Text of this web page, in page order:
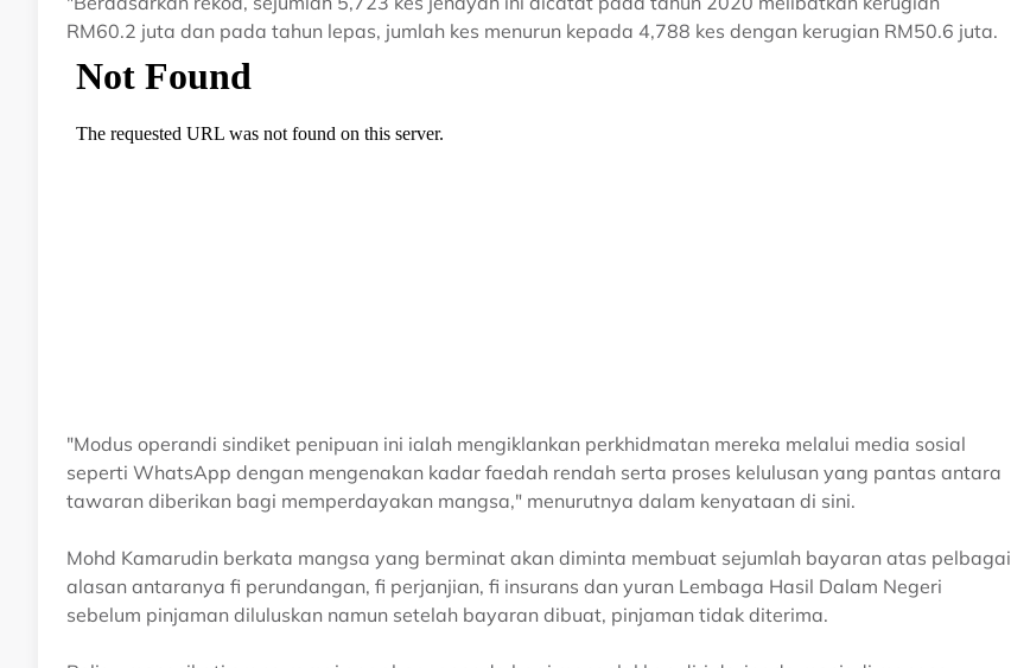
RM60.2 juta dan pada tahun lepas, jumlah kes menurun kepada 4,788 kes dengan kerugian RM50.6 juta.
"Modus operandi sindiket penipuan ini ialah mengiklankan perkhidmatan mereka melalui media sosial
seperti WhatsApp dengan mengenakan kadar faedah rendah serta proses kelulusan yang pantas antara
tawaran diberikan bagi memperdayakan mangsa," menurutnya dalam kenyataan di sini.
Mohd Kamarudin berkata mangsa yang berminat akan diminta membuat sejumlah bayaran atas pelbagai
alasan antaranya fi perundangan, fi perjanjian, fi insurans dan yuran Lembaga Hasil Dalam Negeri
sebelum pinjaman diluluskan namun setelah bayaran dibuat, pinjaman tidak diterima.